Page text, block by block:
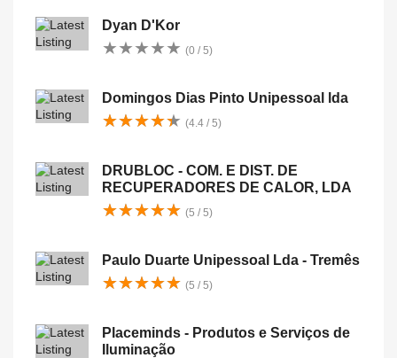
Dyan D'Kor
★★★★★
★★★★★ (0 / 5)
Domingos Dias Pinto Unipessoal lda
★★★★★
★★★★★ (4.4 / 5)
DRUBLOC - COM. E DIST. DE
RECUPERADORES DE CALOR, LDA
★★★★★
★★★★★ (5 / 5)
Paulo Duarte Unipessoal Lda - Tremês
★★★★★
★★★★★ (5 / 5)
Placeminds - Produtos e Serviços de
Iluminação